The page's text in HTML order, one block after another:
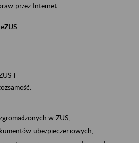
przez Internet.
i
w ZUS,
ubezpieczeniowych,